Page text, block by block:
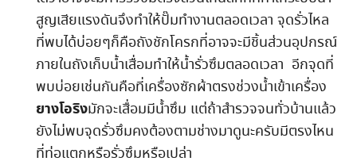
สูญเสียแรงดันจึงทำให้ปั๊มทำงานตลอดเวลา จุดรั่วไหล
ที่พบได้บ่อยๆก็คือถังชักโครกที่อาจจะมีชิ้นส่วนอุปกรณ์
ภายในถังเก็บน้ำเสื่อมทำให้น้ำรั่วซึมตลอดเวลา อีกจุดที่
พบบ่อยเช่นกันคือที่เครื่องซักผ้าตรงช่วงน้ำเข้าเครื่อง
ยางโอริงมักจะเสื่อมมีน้ำซึม แต่ถ้าสำรวจจนทั่วบ้านแล้ว
ยังไม่พบจุดรั่วซึมคงต้องตามช่างมาดูนะครับมีตรงไหน
ที่ท่อแตกหรือรั่วซึมหรือเปล่า